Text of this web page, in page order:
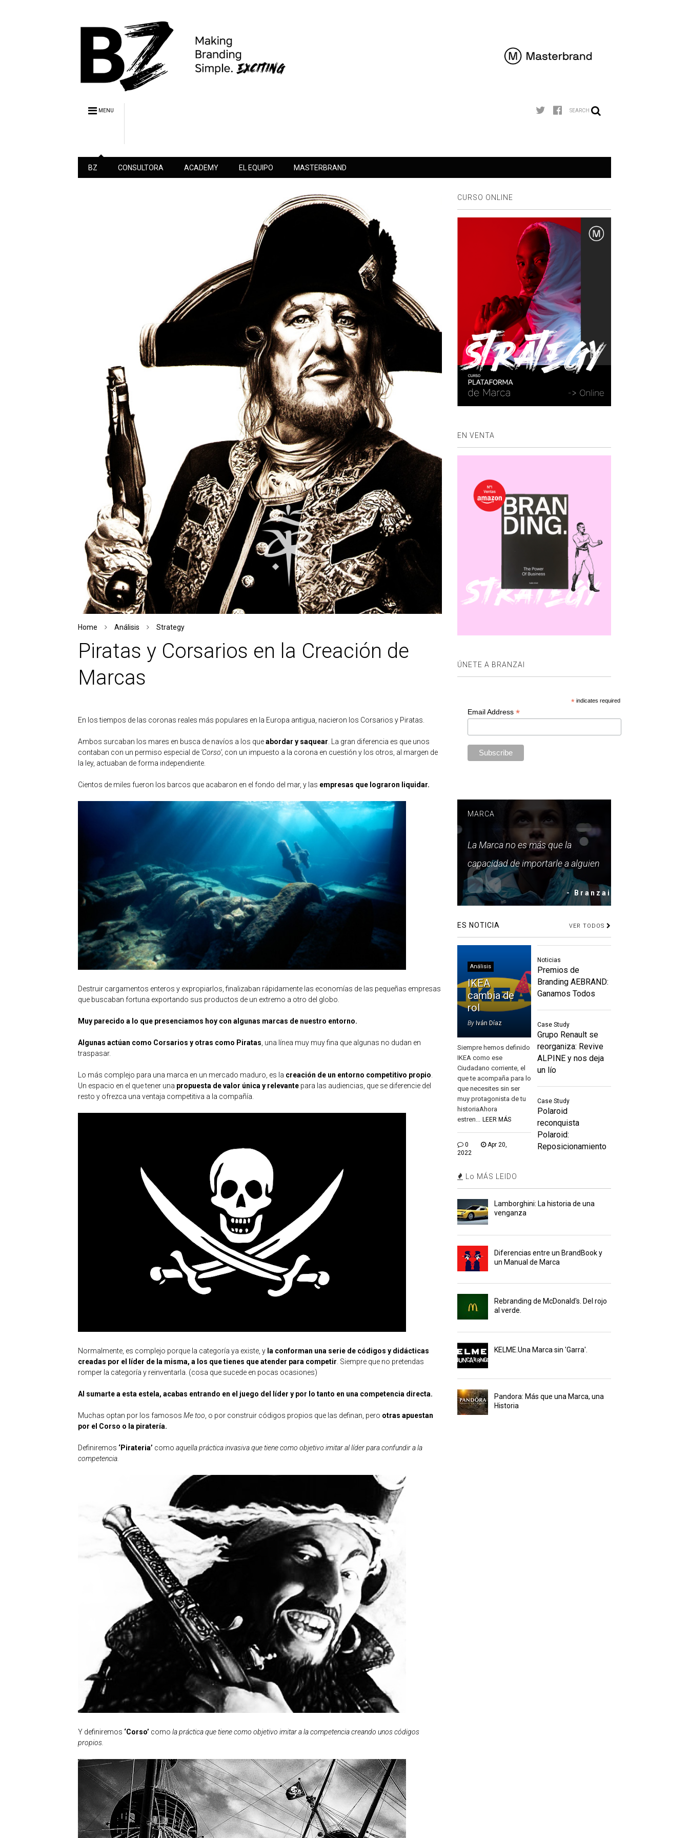
MENU SEARCH
BZ CONSULTORA ACADEMY EL EQUIPO MASTERBRAND
Home Análisis Strategy
Piratas y Corsarios en la Creación de
Marcas
En los tiempos de las coronas reales más populares en la Europa antigua, nacieron los Corsarios y Piratas.
Ambos surcaban los mares en busca de navíos a los queabordar y saquear. La gran diferencia es que unos
contaban con un permiso especial de ‘Corso’, con un impuesto a la corona en cuestión y los otros, al margen de
la ley, actuaban de forma independiente.
Cientos de miles fueron los barcos que acabaron en el fondo del mar, y las empresas que lograron liquidar.
Destruir cargamentos enteros y expropiarlos, finalizaban rápidamente las economías de las pequeñas empresas
que buscaban fortuna exportando sus productos de un extremo a otro del globo.
Muy parecido a lo que presenciamos hoy con algunas marcas de nuestro entorno.
Algunas actúan como Corsarios y otras como Piratas , una línea muy muy fina que algunas no dudan en
traspasar.
Lo más complejo para una marca en un mercado maduro, es la creación de un entorno competitivo propio
Un espacio en el que tener una propuesta de valor única y relevante para las audiencias, que se diferencie del
resto y ofrezca una ventaja competitiva a la compañía.
Normalmente, es complejo porque la categoría ya existe, y la conforman una serie de códigos y didácticas
creadas por el líder de la misma, a los que tienes que atender para competir . Siempre que no pretendas
romper la categoría y reinventarla. (cosa que sucede en pocas ocasiones)
Al sumarte a esta estela, acabas entrando en el juego del líder y por lo tanto en una competencia directa.
Muchas optan por los famosos Me too , o por construir códigos propios que las definan, pero otras apuestan
por el Corso o la piratería.
Definiremos ‘Pirateria’ como aquella práctica invasiva que tiene como objetivo imitar al líder para confundir a la
competencia.
Y definiremos ‘Corso’ como la práctica que tiene como objetivo imitar a la competencia creando unos códigos
propios.
CURSO ONLINE
EN VENTA
ÚNETE A BRANZAI
*indicates required
Email Address *
MARCA
La Marca no es más que la
capacidad de importarle a alguien
- Branzai
ES NOTICIA VER TODOS
Análisis
IKEA
cambia de
rol
By Iván Díaz
Siempre hemos definido
IKEA como ese
Ciudadano corriente, el
que te acompaña para lo
que necesites sin ser
muy protagonista de tu
historiaAhora
estren...
LEER MÁS
0
Apr 20,
2022
Noticias
Premios de
Branding AEBRAND:
Ganamos Todos
Case Study
Grupo Renault se
reorganiza: Revive
ALPINE y nos deja
un lío
Case Study
Polaroid
reconquista
Polaroid:
Reposicionamiento
Lo MÁS LEIDO
Lamborghini: La historia de una
venganza
Diferencias entre un BrandBook y
un Manual de Marca
Rebranding de McDonald's. Del rojo
al verde.
KELME.Una Marca sin 'Garra'.
Pandora: Más que una Marca, una
Historia